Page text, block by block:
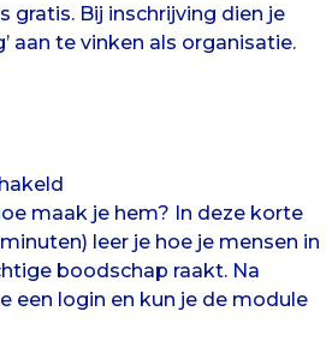
gratis. Bij inschrijving dien je
aan te vinken als organisatie.
Pitchen
maak je hem? In deze korte
leer je hoe je mensen in
boodschap raakt. Na
een login en kun je de module